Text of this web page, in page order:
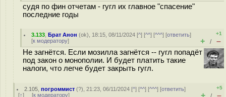
судя по фин отчетам - гугл их главное "спасение"
последние годы
3.133 ,Брат Анон (ok), 18:15, 08/11/2024 [^] [^^] [^^^] [ответить]
[к модератору]
+1
+ / –
Не загнётся. Если мозилла загнётся -- гугл попадёт
под закон о монополии. И будет платить такие
налоги, что легче будет закрыть гугл.
2.105 ,погроммист (?), 21:23, 06/11/2024 [^] [^^] [^^^] [ответить]
[↑] [к модератору]
+5
+ –